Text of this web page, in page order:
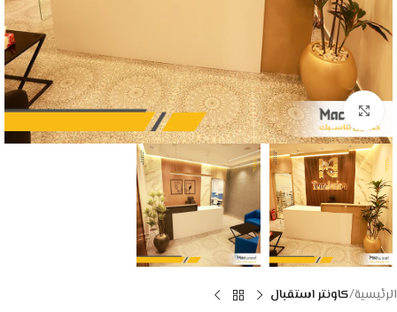
Click to enlarge
الرئيسية كاونتر استقبال